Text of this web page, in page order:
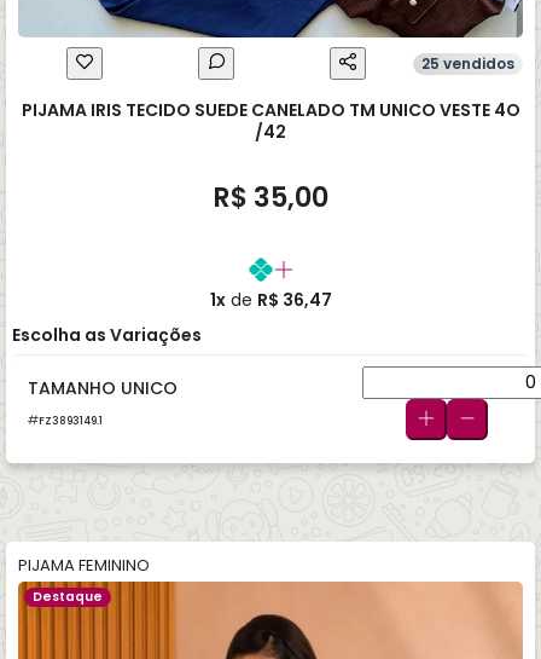
25 vendidos
PIJAMA IRIS TECIDO SUEDE CANELADO TM UNICO VESTE 4O
/42
R$ 35,00
1xde R$ 36,47
Escolha as Variações
TAMANHO UNICO
FZ3893149.1
PIJAMA FEMININO
Destaque